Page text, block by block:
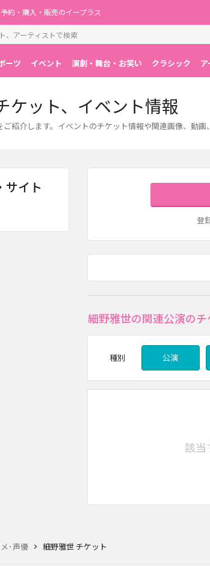
約・購入・販売のイープラス
ーツ イベント 演劇・舞台・お笑い クラシック
･声優 細野雅世 チケット
ケット、イベント情報
紹介します。イベントのチケット情報や関連画像、動画
登
細野雅世の関連公演のチ
種別 公演
該当
サイト